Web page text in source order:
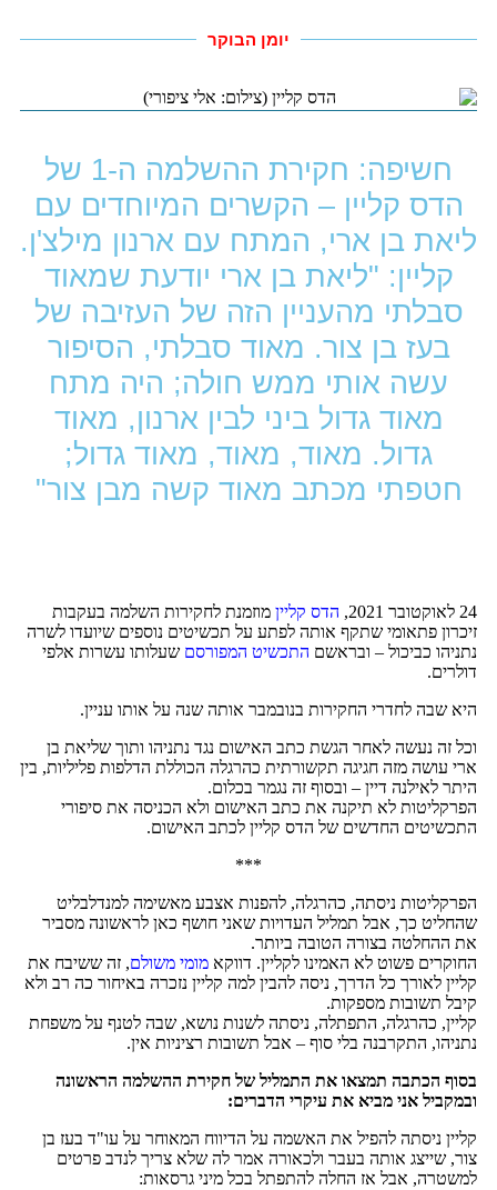
יומן הבוקר
חשיפה: חקירת ההשלמה ה-1 של
הדס קליין – הקשרים המיוחדים עם
ליאת בן ארי, המתח עם ארנון מילצ'ן.
קליין: "ליאת בן ארי יודעת שמאוד
סבלתי מהעניין הזה של העזיבה של
בעז בן צור. מאוד סבלתי, הסיפור
עשה אותי ממש חולה; היה מתח
מאוד גדול ביני לבין ארנון, מאוד
גדול. מאוד, מאוד, מאוד גדול;
חטפתי מכתב מאוד קשה מבן צור"
24 לאוקטובר 2021, הדס קליין מוזמנת לחקירות השלמה בעקבות
זיכרון פתאומי שתקף אותה לפתע על תכשיטים נוספים שיועדו לשרה
נתניהו כביכול – ובראשם התכשיט המפורסם שעלותו עשרות אלפי
דולרים.
היא שבה לחדרי החקירות בנובמבר אותה שנה על אותו עניין.
וכל זה נעשה לאחר הגשת כתב האישום נגד נתניהו ותוך שליאת בן
ארי עושה מזה חגיגה תקשורתית כהרגלה הכוללת הדלפות פליליות, בין
היתר לאילנה דיין – ובסוף זה נגמר בכלום.
הפרקליטות לא תיקנה את כתב האישום ולא הכניסה את סיפורי
התכשיטים החדשים של הדס קליין לכתב האישום.
***
הפרקליטות ניסתה, כהרגלה, להפנות אצבע מאשימה למנדלבליט
שהחליט כך, אבל תמליל העדויות שאני חושף כאן לראשונה מסביר
את ההחלטה בצורה הטובה ביותר.
החוקרים פשוט לא האמינו לקליין. דווקא מומי משולם, זה ששיבח את
קליין לאורך כל הדרך, ניסה להבין למה קליין נזכרה באיחור כה רב ולא
קיבל תשובות מספקות.
קליין, כהרגלה, התפתלה, ניסתה לשנות נושא, שבה לטנף על משפחת
נתניהו, התקרבנה בלי סוף – אבל תשובות רציניות אין.
בסוף הכתבה תמצאו את התמליל של חקירת ההשלמה הראשונה
ובמקביל אני מביא את עיקרי הדברים:
קליין ניסתה להפיל את האשמה על הדיווח המאוחר על עו"ד בעז בן
צור, שייצג אותה בעבר ולכאורה אמר לה שלא צריך לנדב פרטים
למשטרה, אבל אז החלה להתפתל בכל מיני גרסאות: